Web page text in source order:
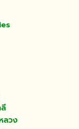
ลวง